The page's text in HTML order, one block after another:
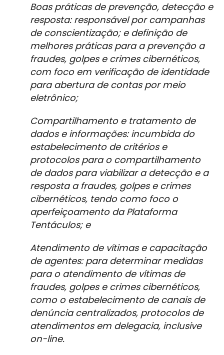
Boas práticas de prevenção, detecção e
resposta: responsável por campanhas
de conscientização; e definição de
melhores práticas para a prevenção a
fraudes, golpes e crimes cibernéticos,
com foco em verificação de identidade
para abertura de contas por meio
eletrônico;
Compartilhamento e tratamento de
dados e informações: incumbida do
estabelecimento de critérios e
protocolos para o compartilhamento
de dados para viabilizar a detecção e a
resposta a fraudes, golpes e crimes
cibernéticos, tendo como foco o
aperfeiçoamento da Plataforma
Tentáculos; e
Atendimento de vítimas e capacitação
de agentes: para determinar medidas
para o atendimento de vítimas de
fraudes, golpes e crimes cibernéticos,
como o estabelecimento de canais de
denúncia centralizados, protocolos de
atendimentos em delegacia, inclusive
on-line.